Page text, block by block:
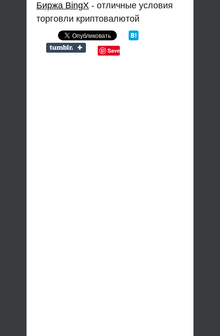
Биржа BingX - отличные условия
торговли криптовалютой
Save